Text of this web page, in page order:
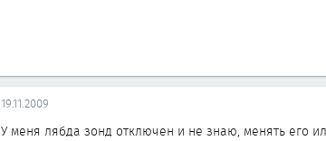
19.11.2009
У меня лябда зонд отключен и не знаю, менять его